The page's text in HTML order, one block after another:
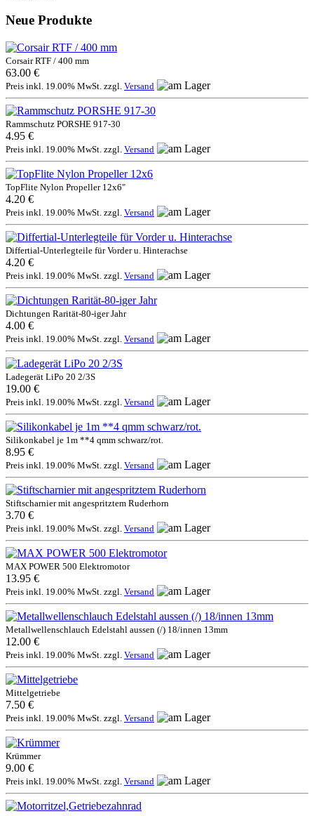
Neue Produkte
Corsair RTF / 400 mm
63.00 €
Preis inkl. 19.00% MwSt. zzgl. Versand
Rammschutz PORSHE 917-30
4.95 €
Preis inkl. 19.00% MwSt. zzgl. Versand
TopFlite Nylon Propeller 12x6"
4.20 €
Preis inkl. 19.00% MwSt. zzgl. Versand
Differtial-Unterlegteile für Vorder u. Hinterachse
4.20 €
Preis inkl. 19.00% MwSt. zzgl. Versand
Dichtungen Rarität-80-iger Jahr
4.00 €
Preis inkl. 19.00% MwSt. zzgl. Versand
Ladegerät LiPo 20 2/3S
19.00 €
Preis inkl. 19.00% MwSt. zzgl. Versand
Silikonkabel je 1m **4 qmm schwarz/rot.
8.95 €
Preis inkl. 19.00% MwSt. zzgl. Versand
Stiftscharnier mit angespritztem Ruderhorn
3.70 €
Preis inkl. 19.00% MwSt. zzgl. Versand
MAX POWER 500 Elektromotor
13.95 €
Preis inkl. 19.00% MwSt. zzgl. Versand
Metallwellenschlauch Edelstahl aussen (/) 18/innen 13mm
12.00 €
Preis inkl. 19.00% MwSt. zzgl. Versand
Mittelgetriebe
7.50 €
Preis inkl. 19.00% MwSt. zzgl. Versand
Krümmer
9.00 €
Preis inkl. 19.00% MwSt. zzgl. Versand